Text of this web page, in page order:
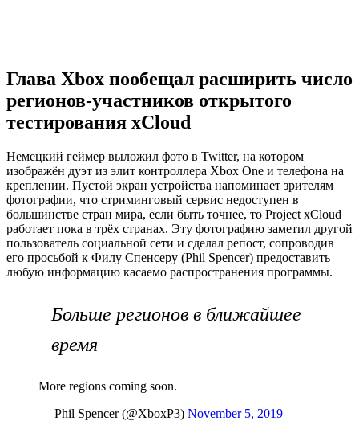
Глава Xbox пообещал расширить число
регионов-участников открытого
тестирования xCloud
Немецкий геймер выложил фото в Twitter, на котором
изображён дуэт из элит контроллера Xbox One и телефона на
креплении. Пустой экран устройства напоминает зрителям
фотографии, что стриминговый сервис недоступен в
большинстве стран мира, если быть точнее, то Project xCloud
работает пока в трёх странах. Эту фотографию заметил другой
пользователь социальной сети и сделал репост, сопроводив
его просьбой к Филу Спенсеру (Phil Spencer) предоставить
любую информацию касаемо распространения программы.
Больше регионов в ближайшее
время
More regions coming soon.
— Phil Spencer (@XboxP3) November 5, 2019